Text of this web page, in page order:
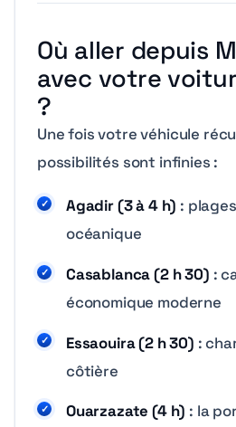
Où aller depuis
avec votre
?
Une fois votre véhicule
possibilités sont infinies :
Agadir (3 à 4 h) :
océanique
Casablanca (2 h 30) :
économique moderne
Essaouira (2 h 30) :
côtière
Ouarzazate (4 h) : la